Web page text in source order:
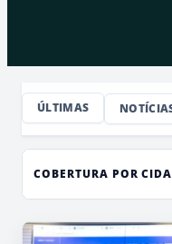
ÚLTIMAS
COBERTURA POR